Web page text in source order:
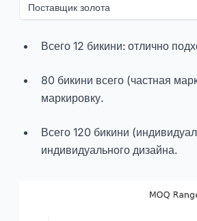
Поставщик золота
Всего 12 бикини: отлично
80 бикини всего (частная
маркировку.
Всего 120 бикини
индивидуального дизайна.